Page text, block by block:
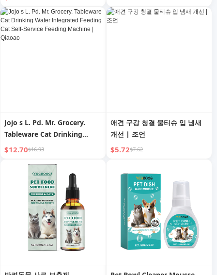
Jojo s L. Pd. Mr. Grocery.
Tableware Cat Drinking
Water Integrated Feeding
$12.70$16.93
애견 구강 청결 물티슈 입 냄새
개선 | 조언
$5.72$7.62